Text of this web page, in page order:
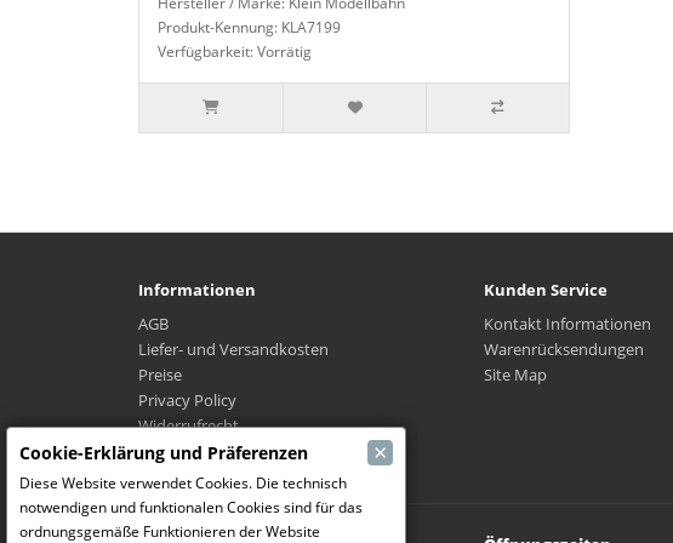
Produkt-Kennung: KLA7199
Verfügbarkeit: Vorrätig
Informationen
AGB
Liefer- und Versandkosten
Preise
Privacy Policy
Widerrufrecht
Wo ist mein Paket?
Kunden Service
Kontakt Informationen
Warenrücksendungen
Site Map
Cookie-Erklärung und Präferenzen ×
Diese Website verwendet Cookies. Die technisch
notwendigen und funktionalen Cookies sind für das
ordnungsgemäße Funktionieren der Website